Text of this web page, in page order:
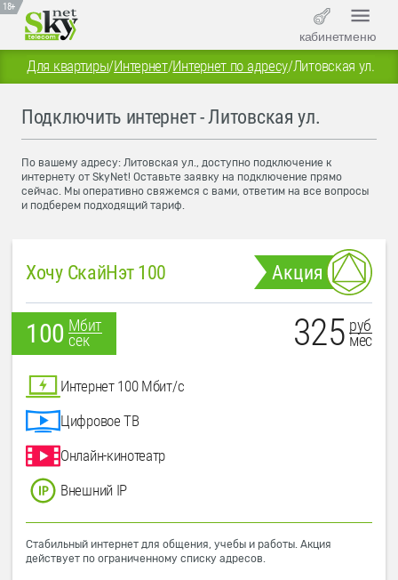
18+
кабинетменю
Для квартиры/Интернет/Интернет по адресу/Литовская ул.
Подключить интернет - Литовская ул.
По вашему адресу: Литовская ул., доступно подключение к
интернету от SkyNet! Оставьте заявку на подключение прямо
сейчас. Мы оперативно свяжемся с вами, ответим на все вопросы
и подберем подходящий тариф.
Хочу СкайНэт 100 Акция
100 Мбит
сек
325 руб
мес
Интернет 100 Мбит/с
Цифровое ТВ
Онлайн-кинотеатр
Внешний IP
Стабильный интернет для общения, учебы и работы. Акция
действует по ограниченному списку адресов.